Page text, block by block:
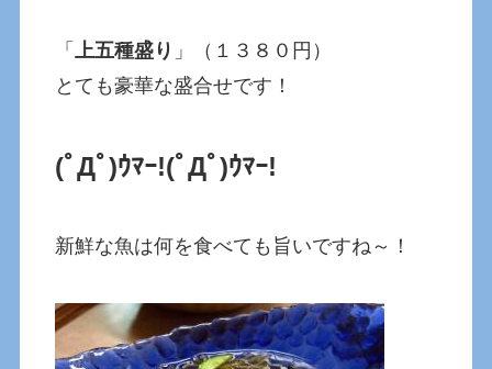
「 上五種盛り 」（１３８０円）
とても豪華な盛合せです！
(ﾟДﾟ)ｳﾏｰ!(ﾟДﾟ)ｳﾏｰ!
新鮮な魚は何を食べても旨いですね～！